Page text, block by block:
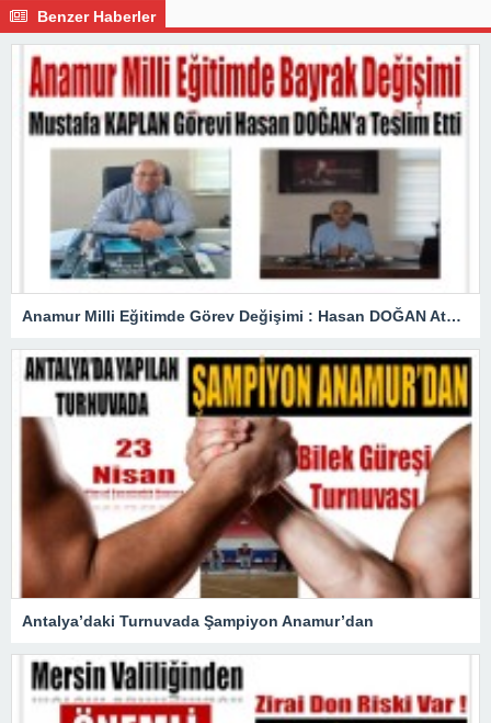
Benzer Haberler
Anamur Milli Eğitimde Görev Değişimi : Hasan DOĞAN Atandı
Antalya’daki Turnuvada Şampiyon Anamur’dan